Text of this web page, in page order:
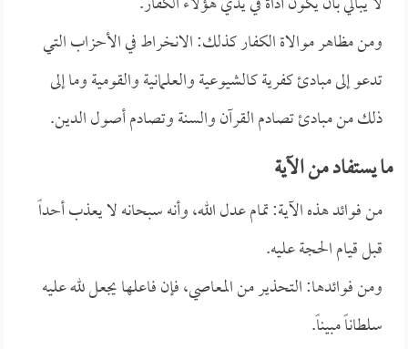
ومن مظاهر موالاة الكفار كذلك: الانخراط في الأحزاب التي
تدعو إلى مبادئ كفرية كالشيوعية والعلمانية والقومية وما إلى
ذلك من مبادئ تصادم القرآن والسنة وتصادم أصول الدين.
ما يستفاد من الآية
من فوائد هذه الآية: تمام عدل الله، وأنه سبحانه لا يعذب أحداً
قبل قيام الحجة عليه.
ومن فوائدها: التحذير من المعاصي، فإن فاعلها يجعل لله عليه
سلطاناً مبيناً.